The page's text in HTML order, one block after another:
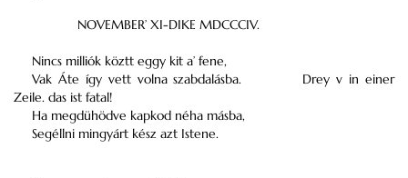
NOVEMBER’ XI-DIKE MDCCCIV.
Nincs milliók köztt eggy kit a’ fene,
Vak Áte így vett volna szabdalásba.
Drey v in einer
Zeile. das ist fatal!
Ha megdühödve kapkod néha másba,
Segéllni mingyárt kész azt Istene.